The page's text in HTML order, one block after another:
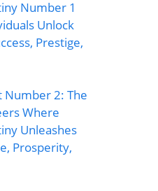
Number 1
Unlock
Prestige,
Number 2: The
Where
Unleashes
Prosperity,